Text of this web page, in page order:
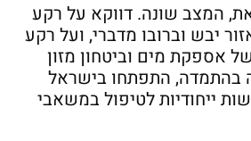
המצב שונה. דווקא על רקע
יבש וברובו מדברי, ועל רקע
אספקת מים וביטחון מזון
בהתמדה, התפתחו בישראל
ייחודיות לטיפול במשאבי